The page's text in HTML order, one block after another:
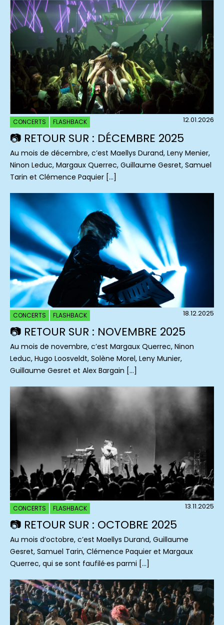
CONCERTS FLASHBACK 12.01.2026
📷 RETOUR SUR : DÉCEMBRE 2025
Au mois de décembre, c’est Maellys Durand, Leny Menier,
Ninon Leduc, Margaux Querrec, Guillaume Gesret, Samuel
Tarin et Clémence Paquier […]
CONCERTS FLASHBACK 18.12.2025
📷 RETOUR SUR : NOVEMBRE 2025
Au mois de novembre, c’est Margaux Querrec, Ninon
Leduc, Hugo Loosveldt, Solène Morel, Leny Munier,
Guillaume Gesret et Alex Bargain […]
CONCERTS FLASHBACK 13.11.2025
📷 RETOUR SUR : OCTOBRE 2025
Au mois d’octobre, c’est Maellys Durand, Guillaume
Gesret, Samuel Tarin, Clémence Paquier et Margaux
Querrec, qui se sont faufilé·es parmi […]